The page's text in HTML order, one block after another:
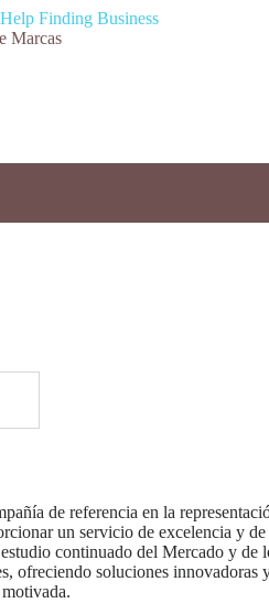
Help Finding Business
Marcas
de referencia en la
un servicio de excelencia y
continuado del Mercado y de
ofreciendo soluciones innovadoras